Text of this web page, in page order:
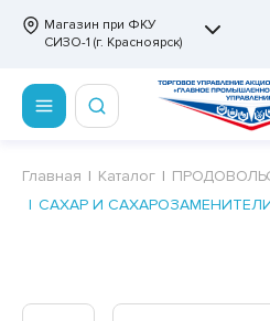
Магазин при ФКУ
СИЗО-1 (г. Красноярск)
ПРОДОВОЛЬСТВЕННЫЕ
ВАФЕЛЬНЫЕ ТОРТЫ
НЕПРОДОВОЛЬСТВЕННЫЕ
ТУАЛЕТНАЯ
Сертификаты
Главная Каталог
САХАР И